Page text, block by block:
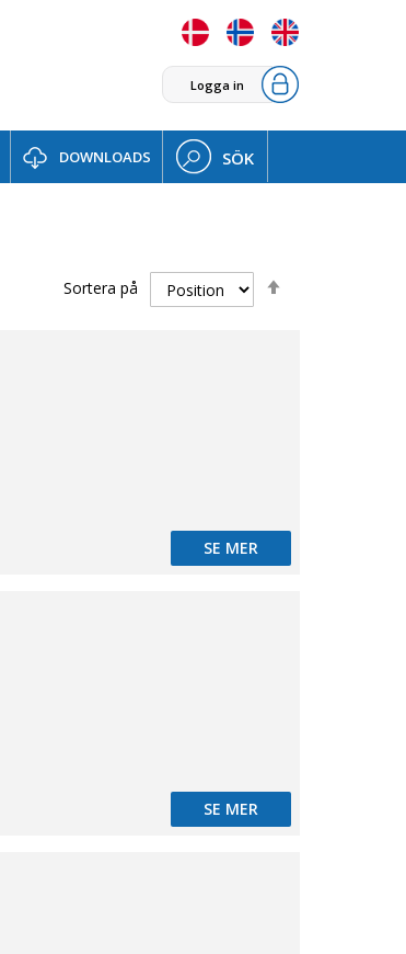
Logga in
DOWNLOADS SÖK
Sortera på
SE MER
SE MER